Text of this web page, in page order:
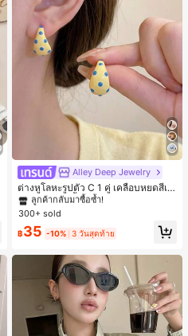
Alley Deep Jewelry
ต่างหูโลหะรูปตัว C 1 คู่ เคลือบหยดสีเห
ลือง ลายจุดสีน้ำเงิน สไตล์ยุโรปและอเม
ริกัน แฟชั่นส่วนตัว หวานและสง่างาม
สำหรับผู้หญิงและเด็กหญิง สำหรับการเ
ดินทาง งานแต่งงาน ปาร์ตี้ วันเกิด ของ
#1 ขายดี ใน โบโฮ ต่างหูผู้หญิง
ลูกค้ากลับมาซื้อซ้ำ!
เกือบหมดแล้ว!
#1 ขายดี ใน โบโฮ ต่างหูผู้หญิง
ลูกค้ากลับมาซื้อซ้ำ!
เกือบหมดแล้ว!
#1 ขายดี ใน โบโฮ ต่างหูผู้หญิง
ลูกค้ากลับมาซื้อซ้ำ!
เกือบหมดแล้ว!
#1 ขายดี ใน โบโฮ ต่างหูผู้หญิง
เกือบหมดแล้ว!
300+ sold
฿35 -10% 3 วันสุดท้าย